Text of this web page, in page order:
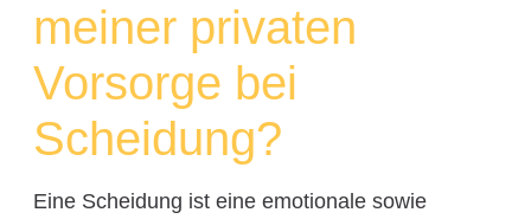
meiner privaten
Vorsorge bei
Scheidung?
Eine Scheidung ist eine emotionale sowie